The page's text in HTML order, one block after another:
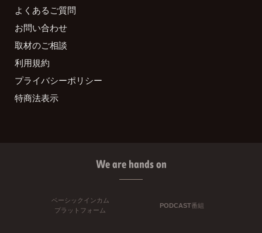
よくあるご質問
お問い合わせ
取材のご相談
利用規約
プライバシーポリシー
特商法表示
We are hands on
ベーシックインカム
プラットフォーム
PODCAST番組